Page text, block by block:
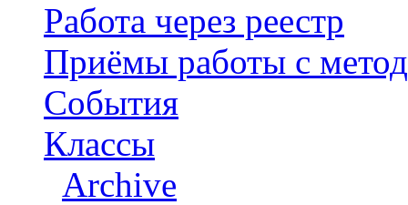
Работа через реестр
Приёмы работы с
События
Классы
Archive